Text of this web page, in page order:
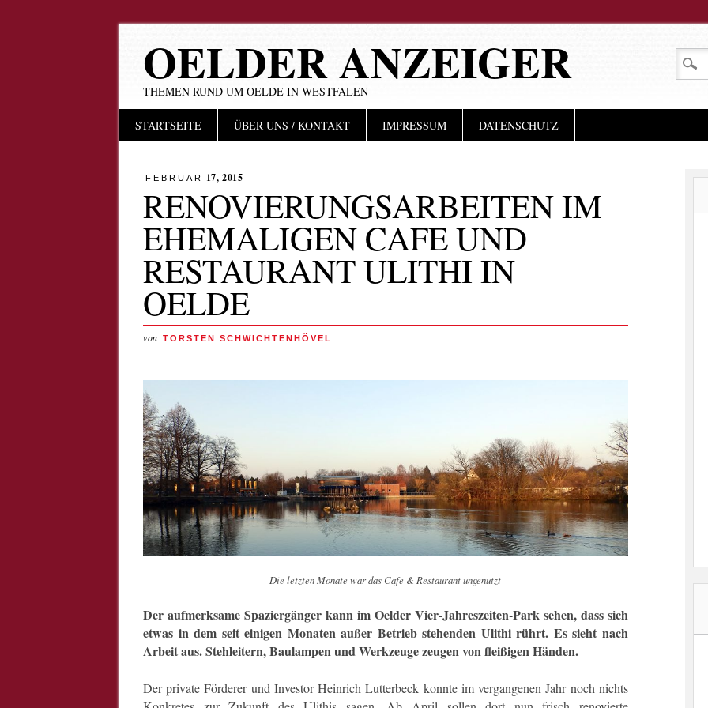
OELDER ANZEIGER
THEMEN RUND UM OELDE IN WESTFALEN
Hauptmenü
InhaltSTARTSEITE ÜBER UNS / KONTAKT IMPRESSUM DATENSCHUTZ
FEBRUAR 17, 2015
RENOVIERUNGSARBEITEN IM
EHEMALIGEN CAFE UND
RESTAURANT ULITHI IN
OELDE
von TORSTEN SCHWICHTENHÖVEL
Die letzten Monate war das Cafe & Restaurant ungenutzt
Der aufmerksame Spaziergänger kann im Oelder Vier-Jahreszeiten-Park sehen, dass sich
etwas in dem seit einigen Monaten außer Betrieb stehenden Ulithi rührt. Es sieht nach
Arbeit aus. Stehleitern, Baulampen und Werkzeuge zeugen von fleißigen Händen.
Der private Förderer und Investor Heinrich Lutterbeck konnte im vergangenen Jahr noch nichts